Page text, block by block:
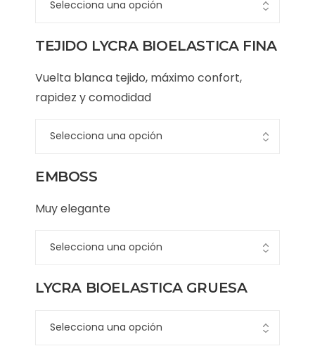
TEJIDO LYCRA BIOELASTICA FINA
Vuelta blanca tejido, máximo confort,
rapidez y comodidad
EMBOSS
Muy elegante
LYCRA BIOELASTICA GRUESA